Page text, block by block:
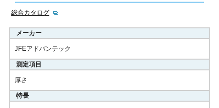
総合カタログ
メーカー
JFEアドバンテック
測定項目
厚さ
特長